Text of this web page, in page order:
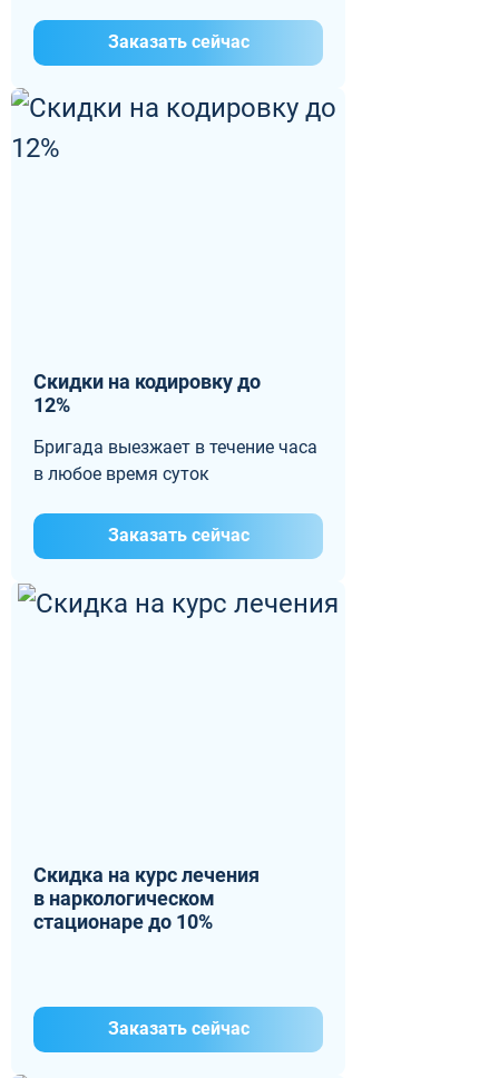
Заказать сейчас
Скидки на кодировку до
12%
Бригада выезжает в течение часа
в любое время суток
Заказать сейчас
Скидка на курс лечения
в наркологическом
стационаре до 10%
Заказать сейчас